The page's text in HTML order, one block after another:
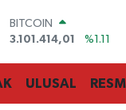
BITCOIN
3.101.414,01
%1.11
EURO
55,2510
%0.32
ULUSAL